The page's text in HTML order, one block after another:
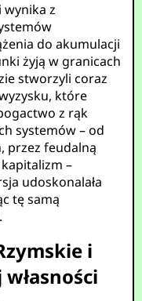
z
do akumulacji
żyją w granicach
stworzyli coraz
które
z rąk
systemów – od
przez feudalną
–
udoskonalała
tę samą
i